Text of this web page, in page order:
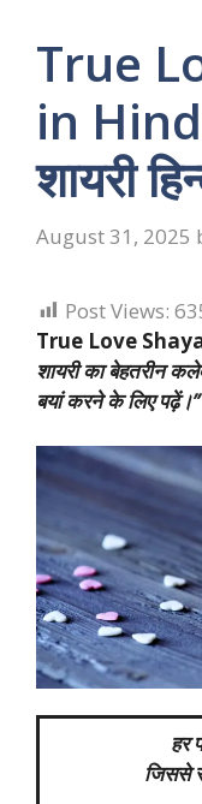
True
in
शायरी
August 31, 2025
Post Views:
True Love
शायरी का बेहतरीन
बयां करने के लिए पढ़ें।”
हर
जिससे